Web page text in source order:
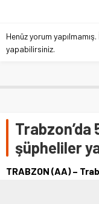
Henüz yorum
yapabilirsiniz.
Trabzon’da
şüpheliler
TRABZON (AA) –